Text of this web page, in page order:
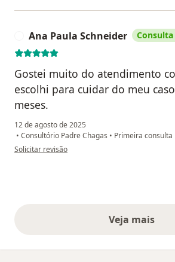
Ana Paula Schneider
Gostei muito do atendimento
escolhi para cuidar do meu
meses.
12 de agosto de 2025
• Consultório Padre Chagas • Primeira
na opinião do utilizador Ana Paula Schneider
Solicitar revisão
Veja mais
opiniões